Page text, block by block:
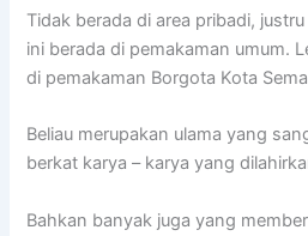
Tidak berada di area pribadi,
ini berada di pemakaman umum.
di pemakaman Borgota Kota
Beliau merupakan ulama yang
berkat karya – karya yang
Bahkan banyak juga yang